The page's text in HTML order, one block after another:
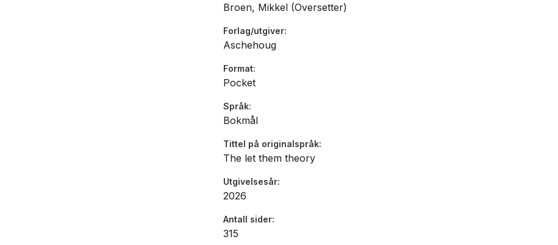
Broen, Mikkel (Oversetter)
Forlag/utgiver
Aschehoug
Format
Pocket
Språk
Bokmål
Tittel på originalspråk
The let them theory
Utgivelsesår
2026
Antall sider
315